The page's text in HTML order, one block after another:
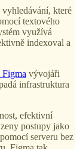
které
textového
využívá
indexoval a
vývojáři
infrastruktura
efektivní
postupy jako
serveru bez